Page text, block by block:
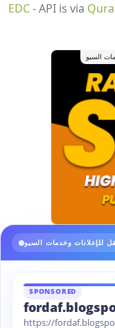
EDC- API is via
السيو
للإعلانات وخدمات السيو
SPONSORED
https://